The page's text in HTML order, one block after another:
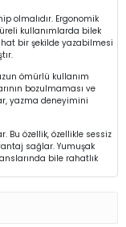
olmalıdır. Ergonomik
kullanımlarda bilek
bir şekilde yazabilmesi
ömürlü kullanım
bozulmaması ve
yazma deneyimini
Bu özellik, özellikle sessiz
sağlar. Yumuşak
bile rahatlık